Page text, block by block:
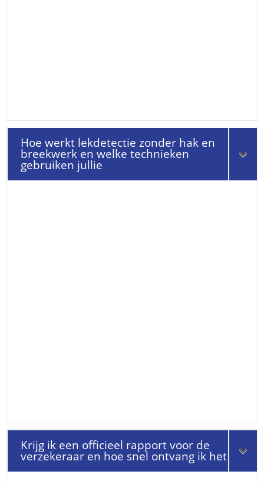
Hoe werkt lekdetectie zonder hak en
breekwerk en welke technieken
gebruiken jullie
Krijg ik een officieel rapport voor de
verzekeraar en hoe snel ontvang ik het